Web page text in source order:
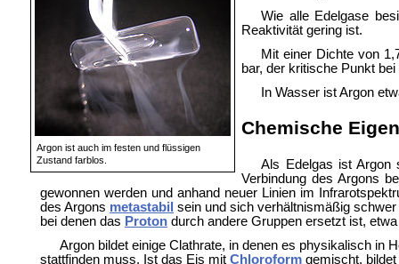
Argon ist auch im festen und flüssigen
Zustand farblos.
Wie alle Edelgase
Reaktivität gering ist.
Mit einer Dichte von
bar, der kritische Punkt
In Wasser ist Argon
Chemische
Als Edelgas ist Argon
Verbindung des Argons
gewonnen werden und anhand neuer Linien im
des Argons metastabil sein und sich verhältnismäßig
bei denen das Protondurch andere Gruppen ersetzt ist,
Argon bildet einige Clathrate, in denen es physikalisch in
stattfinden muss. Ist das Eis mit Chloroformgemischt, bildet